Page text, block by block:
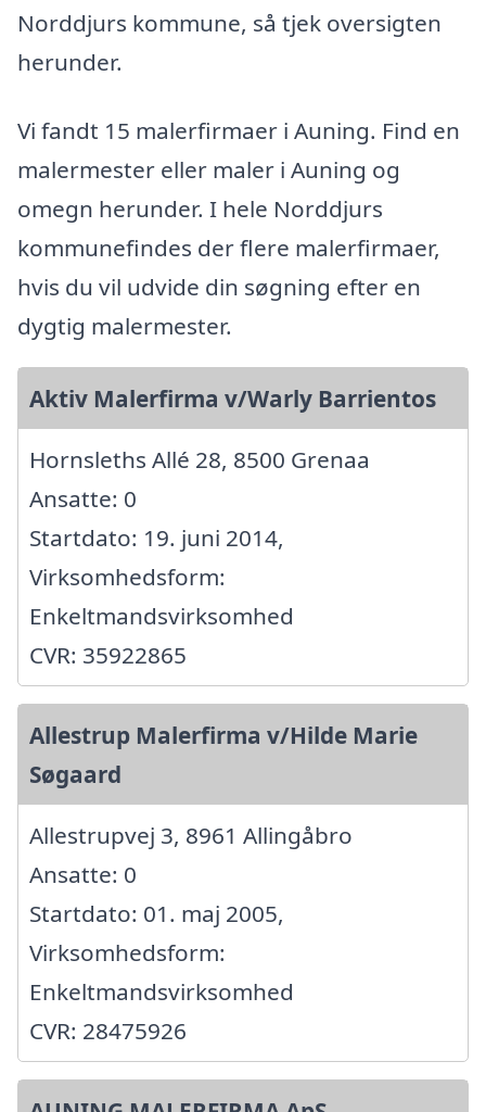
Norddjurs kommune, så tjek oversigten
herunder.
Vi fandt 15 malerfirmaer i Auning. Find en
malermester eller maler i Auning og
omegn herunder. I hele Norddjurs
kommunefindes der flere malerfirmaer,
hvis du vil udvide din søgning efter en
dygtig malermester.
Aktiv Malerfirma v/Warly Barrientos
Hornsleths Allé 28, 8500 Grenaa
Ansatte: 0
Startdato: 19. juni 2014,
Virksomhedsform:
Enkeltmandsvirksomhed
CVR: 35922865
Allestrup Malerfirma v/Hilde Marie
Søgaard
Allestrupvej 3, 8961 Allingåbro
Ansatte: 0
Startdato: 01. maj 2005,
Virksomhedsform:
Enkeltmandsvirksomhed
CVR: 28475926